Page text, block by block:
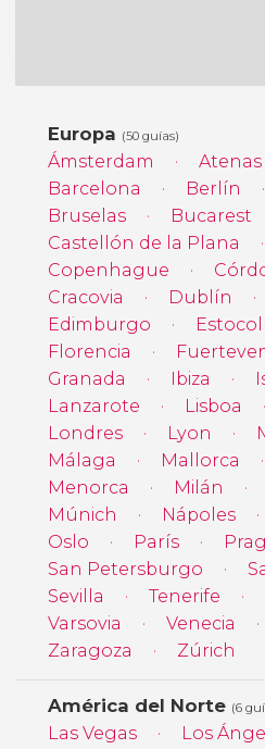
Europa (50 guías)
Ámsterdam
Atenas
Barcelona
Berlín
Bruselas
Bucarest
Castellón de la Plana
Copenhague
Cracovia
Dublín
Edimburgo
Florencia
Granada
Ibiza
Lanzarote
Lisboa
Londres
Lyon
Málaga
Mallorca
Menorca
Milán
Múnich
Nápoles
Oslo
París
San Petersburgo
Sevilla
Tenerife
Varsovia
Venecia
Zaragoza
Zúrich
América del Norte (6
Las Vegas Los